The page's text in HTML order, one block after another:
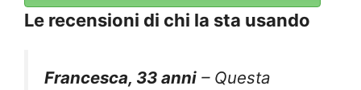
Le recensioni di chi la sta usando
Francesca, 33 anni – Questa